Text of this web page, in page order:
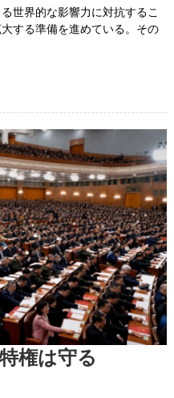
世界的な影響力に対抗するこ
する準備を進めている。その
権は守る